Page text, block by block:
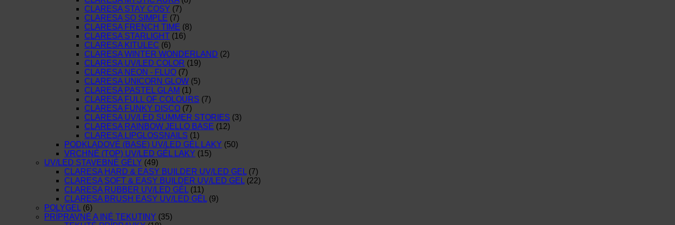
CLARESA STAY COSY (7)
CLARESA SO SIMPLE (7)
CLARESA FRENCH TIME (8)
CLARESA STARLIGHT (16)
CLARESA KITULEC (6)
CLARESA WINTER WONDERLAND (2)
CLARESA UV/LED COLOR (19)
CLARESA NEON - FLUO (7)
CLARESA UNICORN GLOW (5)
CLARESA PASTEL GLAM (1)
CLARESA FULL OF COLOURS (7)
CLARESA FUNKY DISCO (7)
CLARESA UV/LED SUMMER STORIES (3)
CLARESA RAINBOW JELLO BASE (12)
CLARESA LIPGLOSSNAILS (1)
PODKLADOVÉ (BASE) UV/LED GÉL LAKY (50)
VRCHNÉ (TOP) UV/LED GÉL LAKY (15)
UV/LED STAVEBNÉ GÉLY (49)
CLARESA HARD & EASY BUILDER UV/LED GEL (7)
CLARESA SOFT & EASY BUILDER UV/LED GEL (22)
CLARESA RUBBER UV/LED GÉL (11)
CLARESA BRUSH EASY UV/LED GÉL (9)
POLYGEL (6)
PRÍPRAVNÉ A INÉ TEKUTINY (35)